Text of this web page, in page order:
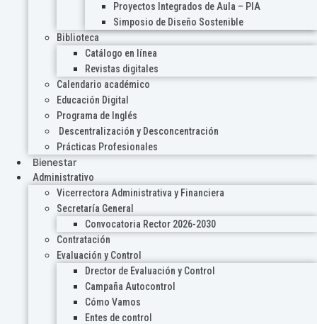
Proyectos Integrados de Aula – PIA
Simposio de Diseño Sostenible
Biblioteca
Catálogo en línea
Revistas digitales
Calendario académico
Educación Digital
Programa de Inglés
Descentralización y Desconcentración
Prácticas Profesionales
Bienestar
Administrativo
Vicerrectora Administrativa y Financiera
Secretaría General
Convocatoria Rector 2026-2030
Contratación
Evaluación y Control
Drector de Evaluación y Control
Campaña Autocontrol
Cómo Vamos
Entes de control